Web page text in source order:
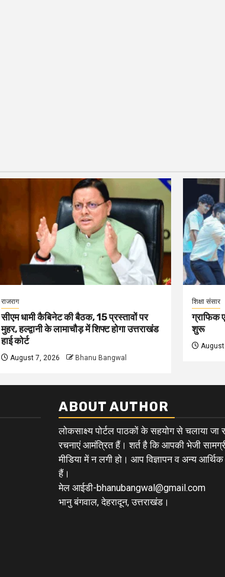
राजराग
सीएम धामी कैबिनेट की बैठक, 15 प्रस्तावों पर
मुहर, हल्द्वानी के लामाचौड़ में शिफ्ट होगा उत्तराखंड
हाई कोर्ट
August 7, 2026 Bhanu Bangwal
शिक्षा संसार
ग्राफिक
शुरू
ABOUT AUTHOR
लोकसाक्ष्य पोर्टल पाठकों के सहयोग से चलाया
रचनाएं आमंत्रित हैं। शर्त है कि आपकी भेजी
मीडिया में न लगी हो। आप विज्ञापन व अन्य
हैं।
मेल आईडी-bhanubangwal@gmail.com
भानु बंगवाल, देहरादून, उत्तराखंड।